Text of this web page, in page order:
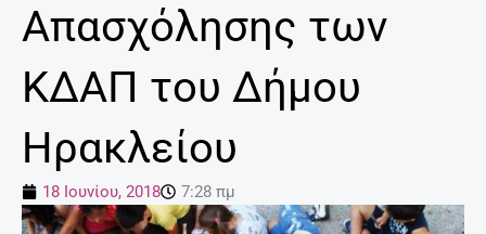
Απασχόλησης των
ΚΔΑΠ του Δήμου
Ηρακλείου
18 Ιουνίου, 2018 7:28 πμ